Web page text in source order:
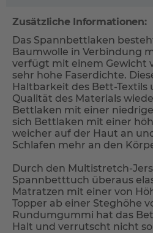
Zusätzliche Informationen:
Das Spannbettlaken
Baumwolle in Verbindung
verfügt mit einem Gewicht
sehr hohe Faserdichte.
Haltbarkeit des Bett-Textils
Qualität des Materials
Bettlaken mit einer
sich Bettlaken mit einer
weicher auf der Haut an
Schlafen mehr an den
Durch den Multistretch-
Spannbetttuch überaus
Matratzen mit einer von
Topper ab einer Steghöhe
Rundumgummi hat das
Halt und verrutscht nicht